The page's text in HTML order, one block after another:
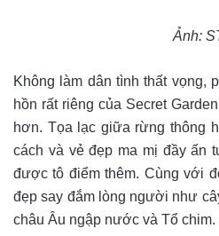
Ảnh:
Không làm dân tình thất vọng,
hồn rất riêng của Secret
hơn. Tọa lạc giữa rừng thông
cách và vẻ đẹp ma mị đầy ấn
được tô điểm thêm. Cùng với
đẹp say đắm lòng người như
châu Âu ngập nước và Tổ chim.